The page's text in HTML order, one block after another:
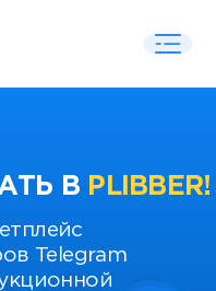
В PLIBBER!
Telegram